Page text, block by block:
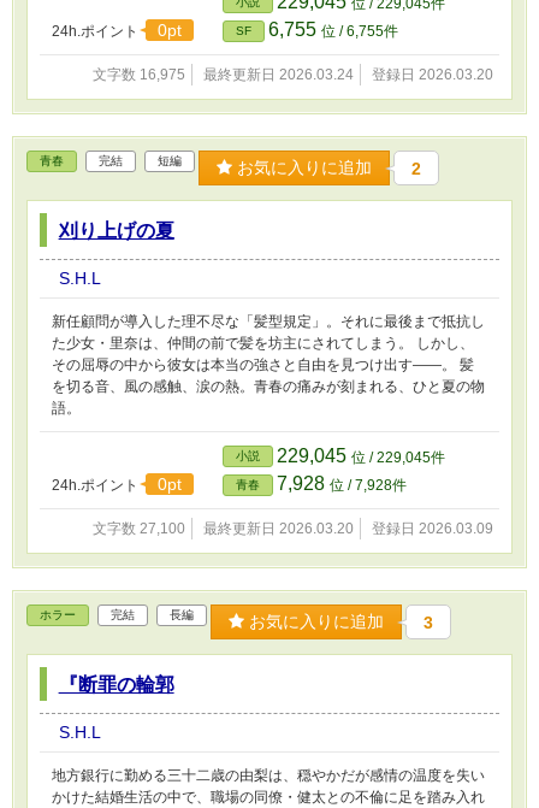
る。 それは沈黙の中に生まれた最初の詩―― 声を持たない者
たちの、無言の祈りだった。 やがてその灯は、施設全体へと広
がり、 誰も声を上げぬまま、世界を揺らす「沈黙の革命」を起
こす。 奪われた髪、失われた名、そのすべての喪失を越えて、
綾は最後にこう語る。 ――「風は、誰のものでもない」 沈
めぐる詩的寓話であり、 人間の尊厳と再生を描く、祈りの物
語。
24h.ポイント 0pt
位 / 229,045件
SF 6,755 位 / 6,755件
文字数 16,975 最終更新日 2026.03.24 登録日 2026.03.20
青春 完結 短編 お気に入りに追加 2
刈り上げの夏
S.H.L
新任顧問が導入した理不尽な「髪型規定」。それに最後まで抵抗し
た少女・里奈は、仲間の前で髪を坊主にされてしまう。 しかし、
その屈辱の中から彼女は本当の強さと自由を見つけ出す――。 髪
を切る音、風の感触、涙の熱。青春の痛みが刻まれる、ひと夏の物
語。
24h.ポイント 0pt
小説 229,045 位 / 229,045件
青春 7,928 位 / 7,928件
文字数 27,100 最終更新日 2026.03.20 登録日 2026.03.09
ホラー 完結 長編 お気に入りに追加 3
『断罪の輪郭
S.H.L
地方銀行に勤める三十二歳の由梨は、穏やかだが感情の温度を失い
かけた結婚生活の中で、職場の同僚・健太との不倫に足を踏み入れ